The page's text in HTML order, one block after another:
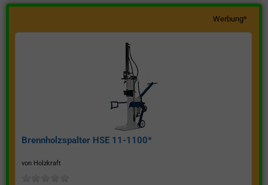
Werbung*
Brennholzspalter HSE 11-1100*
von Holzkraft